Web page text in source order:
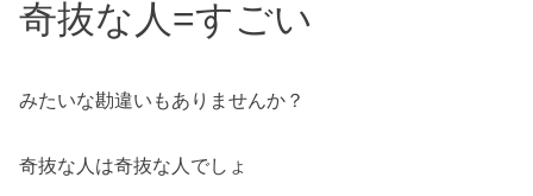
奇抜な人=すごい
みたいな勘違いもありませんか？
奇抜な人は奇抜な人でしょ